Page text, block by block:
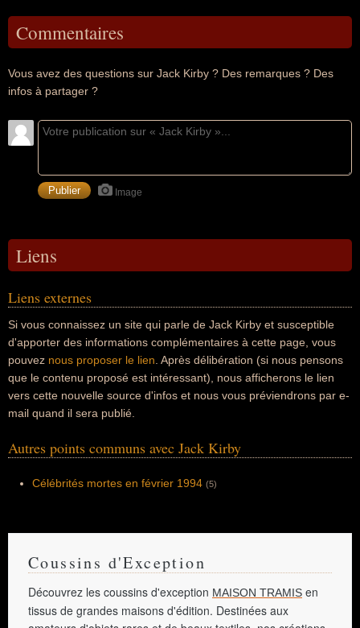
Commentaires
Vous avez des questions sur Jack Kirby ? Des remarques ? Des
infos à partager ?
Image
Liens
Liens externes
Si vous connaissez un site qui parle de Jack Kirby et susceptible
d'apporter des informations complémentaires à cette page, vous
pouvez nous proposer le lien . Après délibération (si nous pensons
que le contenu proposé est intéressant), nous afficherons le lien
vers cette nouvelle source d'infos et nous vous préviendrons par e-
mail quand il sera publié.
Autres points communs avec Jack Kirby
Célébrités mortes en février 1994 (5)
Coussins d'Exception
Découvrez les coussins d'exception MAISON TRAMIS en
tissus de grandes maisons d'édition. Destinées aux